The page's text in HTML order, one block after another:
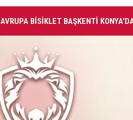
AVRUPA BİSİKLET BAŞKENTİ
BAŞKAN ALTAY: “GENÇ KOMEK VE
BİRLİKTE GEÇİRİYOR”